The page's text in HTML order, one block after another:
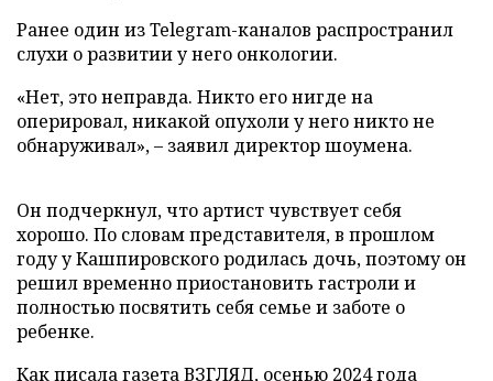
Ранее один из Telegram-каналов распространил
слухи о развитии у него онкологии.
«Нет, это неправда. Никто его нигде на
оперировал, никакой опухоли у него никто не
обнаруживал», – заявил директор шоумена.
Он подчеркнул, что артист чувствует себя
хорошо. По словам представителя, в прошлом
году у Кашпировского родилась дочь, поэтому он
решил временно приостановить гастроли и
полностью посвятить себя семье и заботе о
ребенке.
Как писала газета ВЗГЛЯД, осенью 2024 года